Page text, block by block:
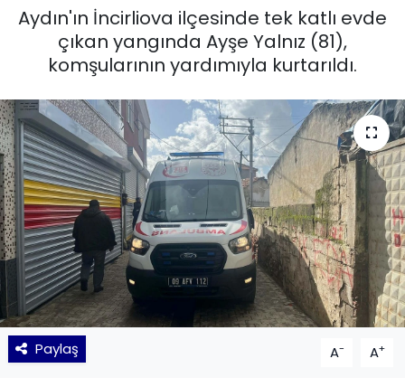
Aydın'ın İncirliova ilçesinde tek katlı evde
çıkan yangında Ayşe Yalnız (81),
komşularının yardımıyla kurtarıldı.
Paylaş A- A+
EKONOMİ
English News
GÜNCEL
KÜLTÜR SANAT
MAGAZİN
POLİTİKA
SAĞLIK
Siyaset
Son Dakika Haberleri
Haber Arşivi